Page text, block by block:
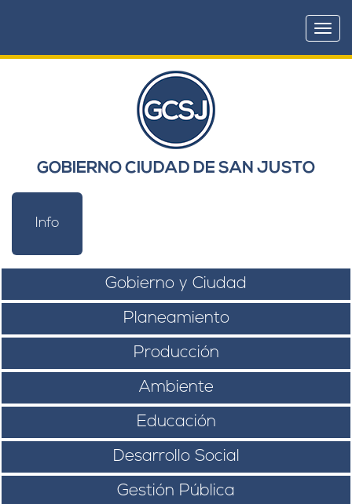
GOBIERNO CIUDAD DE SAN JUSTO
Info
Gobierno y Ciudad
Planeamiento
Producción
Ambiente
Educación
Desarrollo Social
Gestión Pública